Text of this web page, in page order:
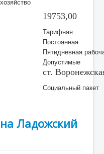
19753,00
Тарифная
Постоянная
Пятидневная
Допустимые
ст.
Социальный пакет
Ладожский